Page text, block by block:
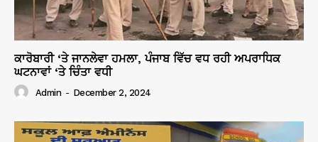
ਕਾਰੋਬਾਰੀ ‘ਤੇ ਜਾਨਲੇਵਾ ਹਮਲਾ, ਪੰਜਾਬ ਵਿੱਚ ਵਧ ਰਹੀ ਅਪਰਾਧਿਕ
ਘਟਨਾਵਾਂ ‘ਤੇ ਚਿੰਤਾ ਵਧੀ
Admin - December 2, 2024